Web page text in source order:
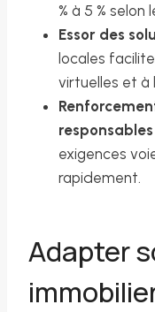
% à 5 % selon
Essor des
locales
virtuelles et à
responsables
exigences
rapidement.
Adapter